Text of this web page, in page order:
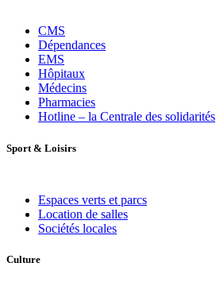
CMS
Dépendances
EMS
Hôpitaux
Médecins
Pharmacies
Hotline – la Centrale des solidarités
Sport & Loisirs
Espaces verts et parcs
Location de salles
Sociétés locales
Culture